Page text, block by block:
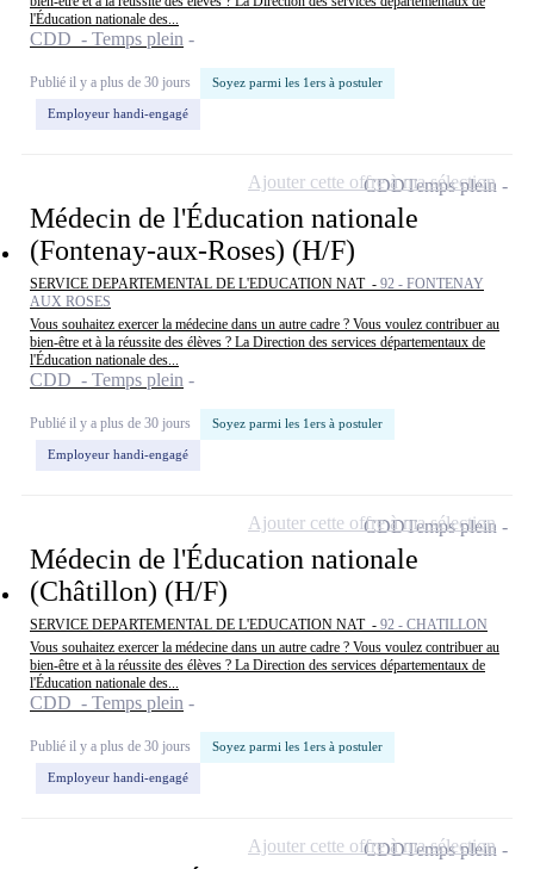
l'Éducation nationale des...
CDD - Temps plein
Publié il y a plus de 30 jours Soyez parmi les 1ers à postuler
Employeur handi-engagé
Médecin de l'Éducation nationale
(Fontenay-aux-Roses) (H/F)
SERVICE DEPARTEMENTAL DE L'EDUCATION NAT - 92 - FONTENAY
AUX ROSES
Vous souhaitez exercer la médecine dans un autre cadre ? Vous voulez contribuer au
bien-être et à la réussite des élèves ? La Direction des services départementaux de
l'Éducation nationale des...
CDD - Temps plein
Publié il y a plus de 30 jours Soyez parmi les 1ers à postuler
Employeur handi-engagé
CDDTemps plein
Ajouter cette offre à ma sélection
Médecin de l'Éducation nationale
(Châtillon) (H/F)
SERVICE DEPARTEMENTAL DE L'EDUCATION NAT - 92 - CHATILLON
Vous souhaitez exercer la médecine dans un autre cadre ? Vous voulez contribuer au
bien-être et à la réussite des élèves ? La Direction des services départementaux de
l'Éducation nationale des...
CDD - Temps plein
Publié il y a plus de 30 jours Soyez parmi les 1ers à postuler
Employeur handi-engagé
CDDTemps plein
Ajouter cette offre à ma sélection
CDDTemps plein
Ajouter cette offre à ma sélection